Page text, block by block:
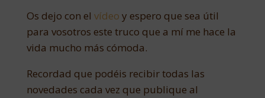
Os dejo con el vídeo y espero que sea útil
para vosotros este truco que a mí me hace la
vida mucho más cómoda.
Recordad que podéis recibir todas las
novedades cada vez que publique al